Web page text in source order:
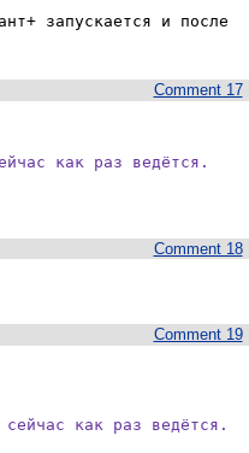
запускается и после
Comment 17
как раз ведётся.
Comment 18
Comment 19
как раз ведётся.